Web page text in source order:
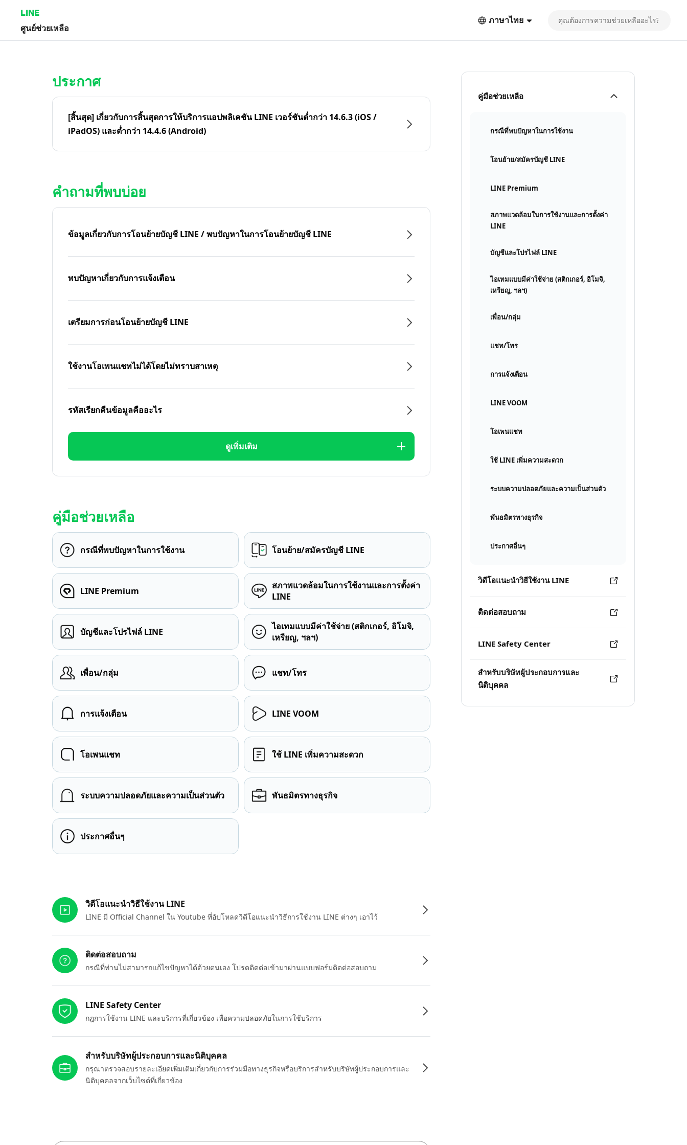
LINE
ศูนย์ช่วยเหลือ
ภาษาไทย
คู่มือช่วยเหลือ
กรณีที่พบปัญหาในการใช้งาน
โอนย้าย/สมัครบัญชี LINE
LINE Premium
สภาพแวดล้อมในการใช้งานและการตั้งค่า
LINE
บัญชีและโปรไฟล์ LINE
ไอเทมแบบมีค่าใช้จ่าย (สติกเกอร์, อิโมจิ,
เหรียญ, ฯลฯ)
เพื่อน/กลุ่ม
แชท/โทร
การแจ้งเตือน
LINE VOOM
โอเพนแชท
ใช้ LINE เพิ่มความสะดวก
ระบบความปลอดภัยและความเป็นส่วนตัว
พันธมิตรทางธุรกิจ
ประกาศอื่นๆ
วิดีโอแนะนำวิธีใช้งาน LINE
ติดต่อสอบถาม
LINE Safety Center
สำหรับบริษัทผู้ประกอบการและ
นิติบุคคล
ประกาศ
[สิ้นสุด] เกี่ยวกับการสิ้นสุดการให้บริการแอปพลิเคชัน LINE เวอร์ชันต่ำกว่า 14.6.3 (iOS /
iPadOS) และต่ำกว่า 14.4.6 (Android)
คำถามที่พบบ่อย
ข้อมูลเกี่ยวกับการโอนย้ายบัญชี LINE / พบปัญหาในการโอนย้ายบัญชี LINE
พบปัญหาเกี่ยวกับการแจ้งเตือน
เตรียมการก่อนโอนย้ายบัญชี LINE
ใช้งานโอเพนแชทไม่ได้โดยไม่ทราบสาเหตุ
รหัสเรียกคืนข้อมูลคืออะไร
ดูเพิ่มเติม
คู่มือช่วยเหลือ
กรณีที่พบปัญหาในการใช้งาน โอนย้าย/สมัครบัญชี LINE
LINE Premium
สภาพแวดล้อมในการใช้งานและการตั้งค่า
LINE
บัญชีและโปรไฟล์ LINE
ไอเทมแบบมีค่าใช้จ่าย (สติกเกอร์, อิโมจิ,
เหรียญ, ฯลฯ)
เพื่อน/กลุ่ม แชท/โทร
การแจ้งเตือน LINE VOOM
โอเพนแชท ใช้ LINE เพิ่มความสะดวก
ระบบความปลอดภัยและความเป็นส่วนตัว พันธมิตรทางธุรกิจ
ประกาศอื่นๆ
วิดีโอแนะนำวิธีใช้งาน LINE
LINE มี Official Channel ใน Youtube ที่อัปโหลดวิดีโอแนะนำวิธีการใช้งาน LINE ต่างๆ เอาไว้
ติดต่อสอบถาม
กรณีที่ท่านไม่สามารถแก้ไขปัญหาได้ด้วยตนเอง โปรดติดต่อเข้ามาผ่านแบบฟอร์มติดต่อสอบถาม
LINE Safety Center
กฎการใช้งาน LINE และบริการที่เกี่ยวข้อง เพื่อความปลอดภัยในการใช้บริการ
สำหรับบริษัทผู้ประกอบการและนิติบุคคล
กรุณาตรวจสอบรายละเอียดเพิ่มเติมเกี่ยวกับการร่วมมือทางธุรกิจหรือบริการสำหรับบริษัทผู้ประกอบการและ
นิติบุคคลจากเว็บไซต์ที่เกี่ยวข้อง